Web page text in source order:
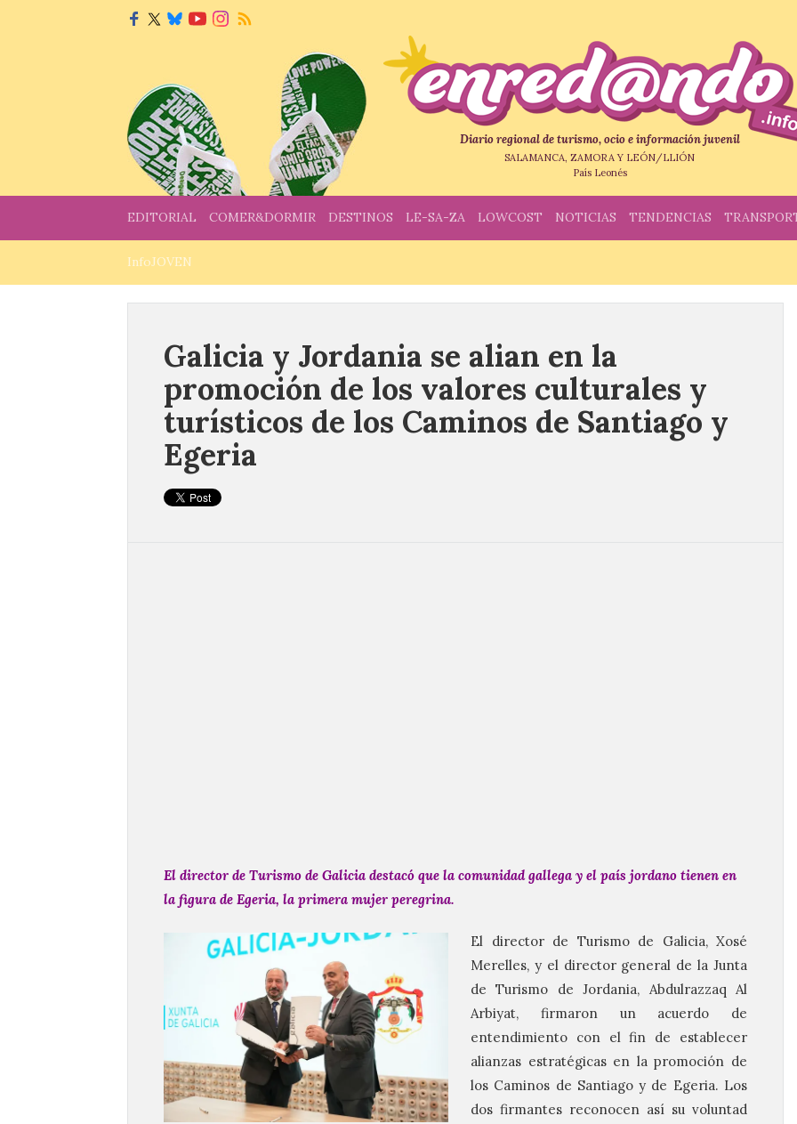
Diario regional de turismo, ocio e información juvenil
SALAMANCA, ZAMORA Y LEÓN/LLIÓN
País Leonés
EDITORIAL COMER&DORMIR DESTINOS LE-SA-ZA LOWCOST NOTICIAS TENDENCIAS
InfoJOVEN
Galicia y Jordania se alian en la
promoción de los valores culturales y
turísticos de los Caminos de Santiago y
Egeria
El director de Turismo de Galicia destacó que la comunidad gallega y el país jordano tienen en
la figura de Egeria, la primera mujer peregrina.
El director de Turismo de Galicia, Xosé
Merelles, y el director general de la Junta
de Turismo de Jordania, Abdulrazzaq Al
Arbiyat, firmaron un acuerdo de
entendimiento con el fin de establecer
alianzas estratégicas en la promoción de
los Caminos de Santiago y de Egeria. Los
dos firmantes reconocen así su voluntad